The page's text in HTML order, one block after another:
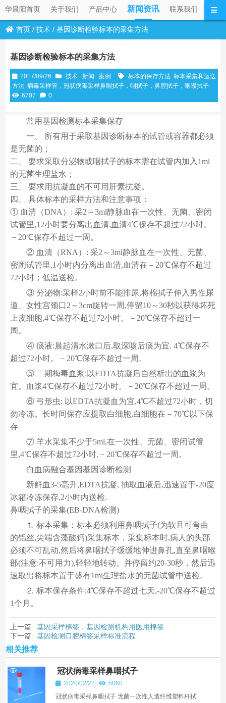
华晨阳首页 关于我们 产品中心 新闻资讯 联系我们
首页 /技术 /基因诊断检验标本的采集方法
基因诊断检验标本的采集方法
2017/09/26 技术 新闻 案例 标本的保存方法 标本采集和运送
方法 病毒采样管，冠状病毒采样鼻咽拭子，咽拭子，鼻腔拭子，咽喉拭子
6707
0
常用基因检测标本采集保存
一、 所有用于采取基因诊断标本的试管或容器都必须
是无菌的；
二、 要求采取分泌物或咽拭子的标本需在试管内加入1ml
的无菌生理盐水；
三、 要求用抗凝血的不可用肝素抗凝。
四、 具体标本的采样方法和注意事项：
① 血清（DNA）: 采2～3ml静脉血在一次性、无菌、密闭
试管里,12小时要分离出血清,血清4℃保存不超过72小时。
－20℃保存不超过一周。
② 血清（RNA）: 采2～3ml静脉血在一次性、无菌、
密闭试管里,1小时内分离出血清,血清在－20℃保存不超过
72小时；低温送检。
③ 分泌物:采样2小时前不能排尿,将棉拭子伸入男性尿
道、女性宫颈口2～3cm旋转一周,停留10～30秒以获得坏死
上皮细胞,4℃保存不超过72小时。－20℃保存不超过一
周。
④ 痰液:晨起清水漱口后,取深咳后痰为宜. 4℃保存不
超过72小时。－20℃保存不超过一周。
⑤ 二期梅毒血浆:以EDTA抗凝后自然析出的血浆为
宜。血浆4℃保存不超过72小时。－20℃保存不超过一周。
⑥ 弓形虫: 以EDTA抗凝血为宜,4℃不超过72小时，切
勿冷冻。长时间保存应提取白细胞,白细胞在－70℃以下保
存
⑦ 羊水采集不少于5ml,在一次性、无菌、密闭试管
里,4℃保存不超过72小时.－20℃保存不超过一周。
白血病融合基因基因诊断检测
新鲜血3-5毫升,EDTA抗凝, 抽取血液后,迅速置于-20度
冰箱冷冻保存,2小时内送检.
鼻咽拭子的采集(EB-DNA检测)
⒈ 标本采集：标本必须利用鼻咽拭子(为软且可弯曲
的铝丝,尖端含藻酸钙)采集标本，采集标本时,病人的头部
必须不可乱动,然后将鼻咽拭子缓缓地伸进鼻孔,直至鼻咽喉
部(注意:不可用力),轻轻地转动。并停留约20-30秒，然后迅
速取出将标本置于盛有1ml生理盐水的无菌试管中送检。
⒉ 标本保存条件:4℃保存不超过七天,-20℃保存不超过
1个月。
上一篇: 基因采样棉签，基因检测机构用医用棉签
下一篇: 基因检测口腔棉签采样标准流程
相关推荐
冠状病毒采样鼻咽拭子
2020/02/22
5060
冠状病毒采样鼻咽拭子 无菌一次性人造纤维塑料杆拭